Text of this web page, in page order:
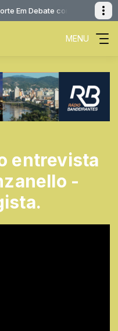
Em Debate com Rádio
MENU
entrevista
-